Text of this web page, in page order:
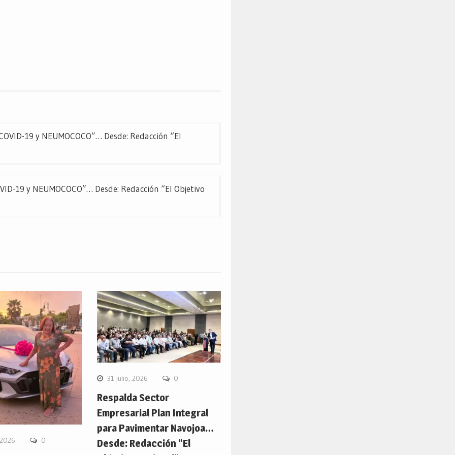
19 y NEUMOCOCO”… Desde: Redacción “El
19 y NEUMOCOCO”… Desde: Redacción “El Objetivo
0
31 julio, 2026 0
Respalda Sector
Empresarial Plan Integral
para Pavimentar Navojoa…
Desde: Redacción “El